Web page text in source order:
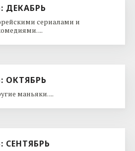
ДЕКАБРЬ
сериалами и
...
ОКТЯБРЬ
маньяки. ...
СЕНТЯБРЬ